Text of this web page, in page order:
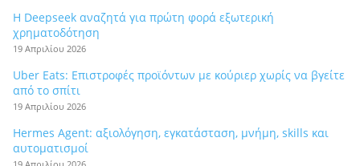
Η Deepseek αναζητά για πρώτη φορά εξωτερική
χρηματοδότηση
19 Απριλίου 2026
Uber Eats: Επιστροφές προϊόντων με κούριερ χωρίς να βγείτε
από το σπίτι
19 Απριλίου 2026
Hermes Agent: αξιολόγηση, εγκατάσταση, μνήμη, skills και
αυτοματισμοί